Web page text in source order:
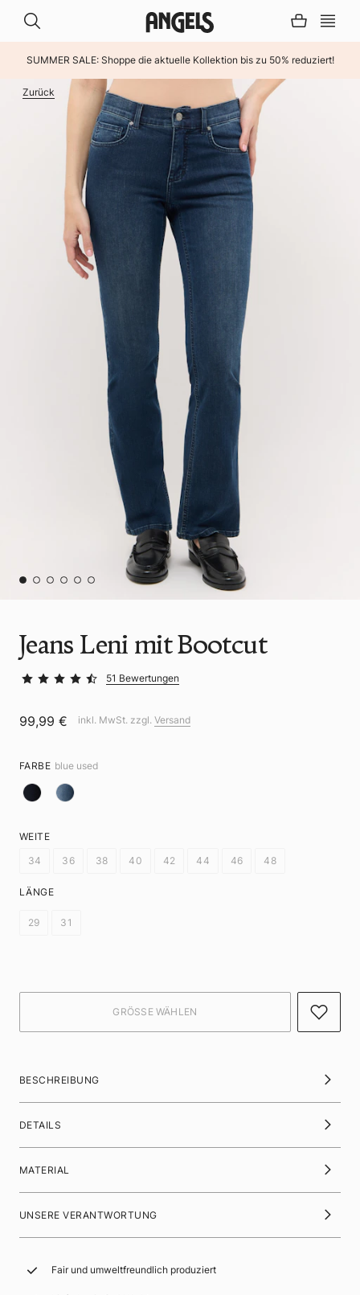
SUMMER SALE: Shoppe die aktuelle Kollektion bis zu 50% reduziert!
Zurück
Jeans Leni mit Bootcut
51 Bewertungen
99,99 € inkl. MwSt. zzgl. Versand
FARBE blue used
WEITE
34
36 38 40 42 44 46 48
LÄNGE
29 31
BESCHREIBUNG
DETAILS
MATERIAL
UNSERE VERANTWORTUNG
Fair und umweltfreundlich produziert